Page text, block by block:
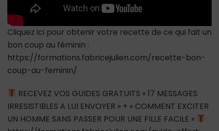
Cliquez ici pour obtenir votre recette de ce qui fait un
bon coup au féminin :
https://formations.fabricejulien.com/recette-bon-
coup-au-feminin/
RECEVEZ VOS GUIDES GRATUITS « 17 MESSAGES
IRRESISTIBLES A LUI ENVOYER » + « COMMENT EXCITER
UN HOMME SANS PASSER POUR UNE FILLE FACILE »
: